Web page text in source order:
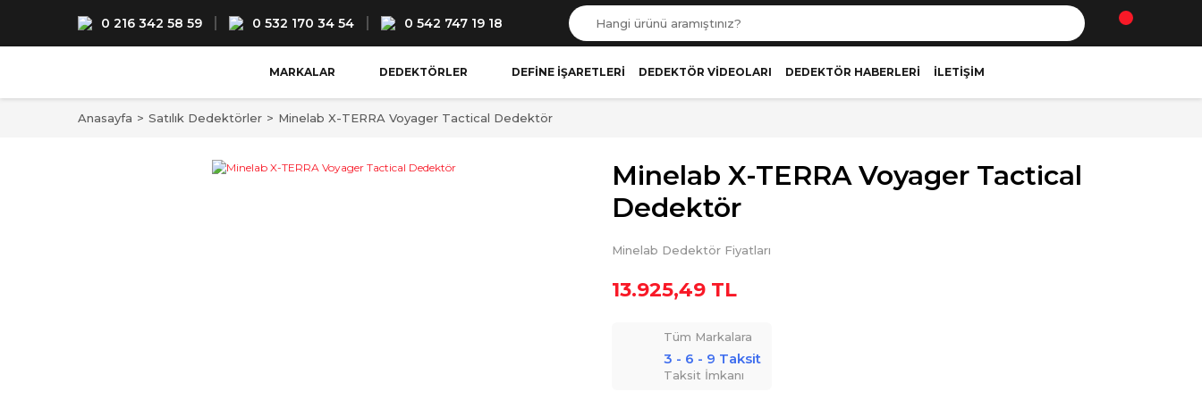
0 216 342 58 59 0 532 170 34 54 0 542 747 19 18
MARKALAR DEDEKTÖRLER DEFINE İŞARETLERI DEDEKTÖR VIDEOLARI DEDEKTÖR HABERLERI İLETIŞIM
Anasayfa Satılık Dedektörler Minelab X-TERRA Voyager Tactical Dedektör
Minelab X-TERRA Voyager Tactical
Dedektör
Minelab Dedektör Fiyatları
13.925,49 TL
Tüm Markalara
3 - 6 - 9 Taksit
Taksit İmkanı